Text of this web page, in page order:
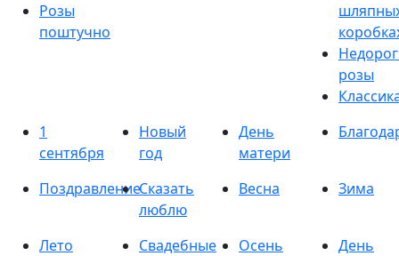
Розы
поштучно
розы
1
сентября
Новый
год
День
матери
ПоздравлениеСказать
люблю
Весна Зима
Лето
Свадебные
Осень
День